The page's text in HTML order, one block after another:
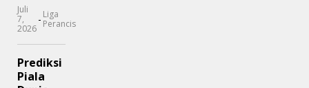
Juli
7,
2026
- Liga
Perancis
Prediksi
Piala